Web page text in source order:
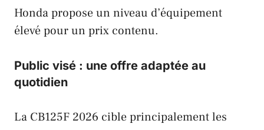
Honda propose un niveau d’équipement
élevé pour un prix contenu.
Public visé : une offre adaptée au
quotidien
La CB125F 2026 cible principalement les